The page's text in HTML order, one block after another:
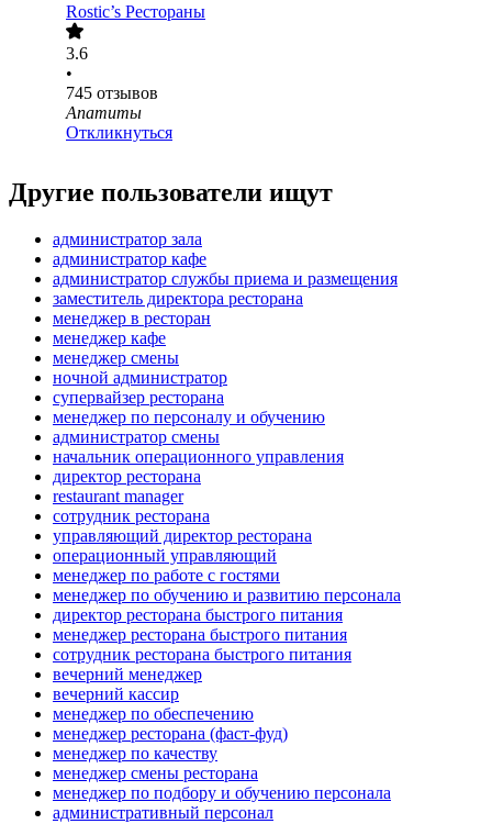
Rostic’s Рестораны
3.6
•
745 отзывов
Апатиты
Откликнуться
Другие пользователи ищут
администратор зала
администратор кафе
администратор службы приема и размещения
заместитель директора ресторана
менеджер в ресторан
менеджер кафе
менеджер смены
ночной администратор
супервайзер ресторана
менеджер по персоналу и обучению
администратор смены
начальник операционного управления
директор ресторана
restaurant manager
сотрудник ресторана
управляющий директор ресторана
операционный управляющий
менеджер по работе с гостями
менеджер по обучению и развитию персонала
директор ресторана быстрого питания
менеджер ресторана быстрого питания
сотрудник ресторана быстрого питания
вечерний менеджер
вечерний кассир
менеджер по обеспечению
менеджер ресторана (фаст-фуд)
менеджер по качеству
менеджер смены ресторана
менеджер по подбору и обучению персонала
административный персонал